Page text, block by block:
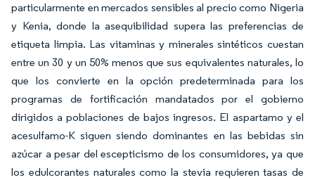
particularmente en mercados sensibles al precio como Nigeria
y Kenia, donde la asequibilidad supera las preferencias de
etiqueta limpia. Las vitaminas y minerales sintéticos cuestan
entre un 30 y un 50% menos que sus equivalentes naturales, lo
que los convierte en la opción predeterminada para los
programas de fortificación mandatados por el gobierno
dirigidos a poblaciones de bajos ingresos. El aspartamo y el
acesulfamo-K siguen siendo dominantes en las bebidas sin
azúcar a pesar del escepticismo de los consumidores, ya que
los edulcorantes naturales como la stevia requieren tasas de